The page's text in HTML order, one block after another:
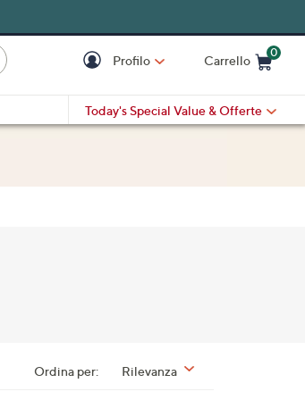
Profilo Carrello
0
Today's Special Value & Offerte
Ordina per: Rilevanza